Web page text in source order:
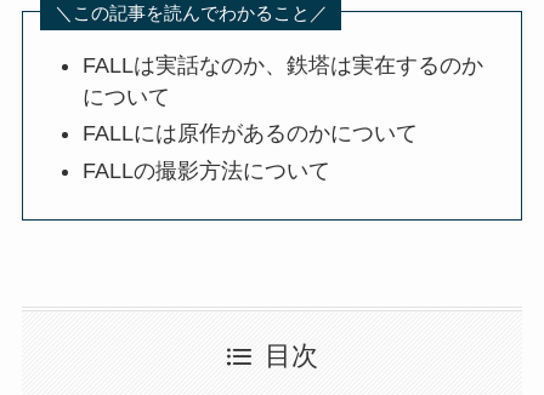
＼この記事を読んでわかること／
FALLは実話なのか、鉄塔は実在するのか
について
FALLには原作があるのかについて
FALLの撮影方法について
目次